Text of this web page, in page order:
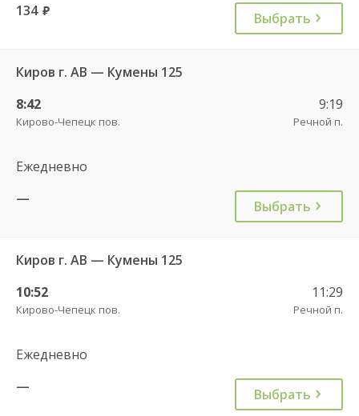
134 руб. Выбрать
Киров г. АВ — Кумены 125
8:42
Кирово-Чепецк пов.
9:19
Речной п.
Ежедневно
—
Выбрать
Киров г. АВ — Кумены 125
10:52
Кирово-Чепецк пов.
11:29
Речной п.
Ежедневно
—
Выбрать